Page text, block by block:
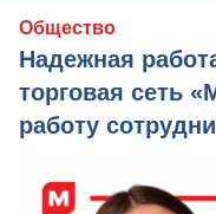
Общество
Надежная
торговая сеть
работу